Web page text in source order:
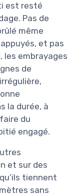
est resté
Pas de
même
et pas
les embrayages
de
la durée, à
du
engagé.
et sur des
tiennent
sans